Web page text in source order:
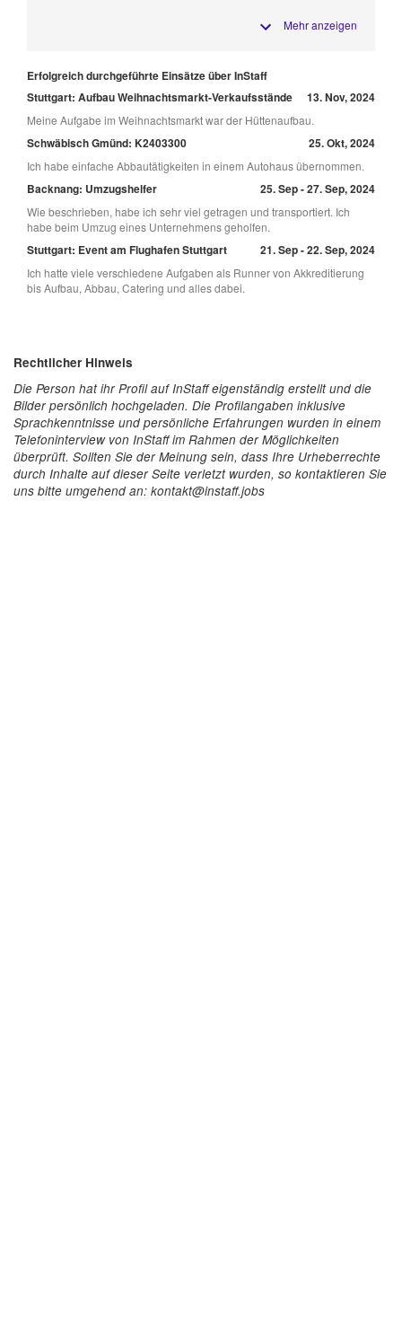
Mehr anzeigen
Erfolgreich durchgeführte Einsätze über InStaff
Stuttgart: Aufbau Weihnachtsmarkt-Verkaufsstände
13. Nov, 2024
Meine Aufgabe im Weihnachtsmarkt war der Hüttenaufbau.
Schwäbisch Gmünd: K2403300 25. Okt, 2024
Ich habe einfache Abbautätigkeiten in einem Autohaus übernommen.
Backnang: Umzugshelfer 25. Sep - 27. Sep, 2024
Wie beschrieben, habe ich sehr viel getragen und transportiert. Ich
habe beim Umzug eines Unternehmens geholfen.
Stuttgart: Event am Flughafen Stuttgart 21. Sep - 22. Sep, 2024
Ich hatte viele verschiedene Aufgaben als Runner von Akkreditierung
bis Aufbau, Abbau, Catering und alles dabei.
Rechtlicher Hinweis
Die Person hat ihr Profil auf InStaff eigenständig erstellt und die
Bilder persönlich hochgeladen. Die Profilangaben inklusive
Sprachkenntnisse und persönliche Erfahrungen wurden in einem
Telefoninterview von InStaff im Rahmen der Möglichkeiten
überprüft. Sollten Sie der Meinung sein, dass Ihre Urheberrechte
durch Inhalte auf dieser Seite verletzt wurden, so kontaktieren Sie
uns bitte umgehend an: kontakt@instaff.jobs